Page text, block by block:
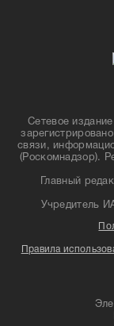
Сетевое
связи,
(Роскомнадзор).
Главный
Учредитель
Правила